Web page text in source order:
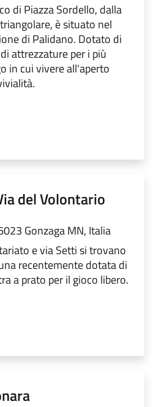
di Piazza Sordello, dalla
è situato nel
di Palidano. Dotato di
attrezzature per i più
in cui vivere all'aperto
del Volontario
Gonzaga MN, Italia
e via Setti si trovano
recentemente dotata di
a prato per il gioco libero.